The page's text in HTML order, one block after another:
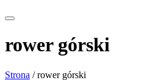
rower górski
Strona /rower górski